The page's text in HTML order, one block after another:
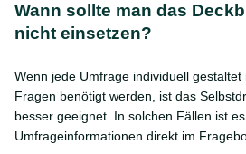
Wann sollte man das
nicht einsetzen?
Wenn jede Umfrage individuell
Fragen benötigt werden, ist das
besser geeignet. In solchen Fällen ist
Umfrageinformationen direkt im